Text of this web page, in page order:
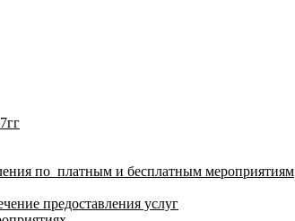
по платным и бесплатным мероприятиям
предоставления услуг